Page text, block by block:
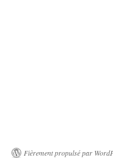
Fièrement propulsé par